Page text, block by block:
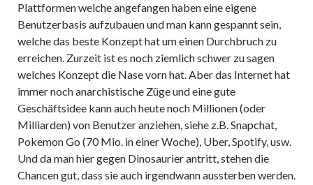
Plattformen welche angefangen haben eine eigene
Benutzerbasis aufzubauen und man kann gespannt sein,
welche das beste Konzept hat um einen Durchbruch zu
erreichen. Zurzeit ist es noch ziemlich schwer zu sagen
welches Konzept die Nase vorn hat. Aber das Internet hat
immer noch anarchistische Züge und eine gute
Geschäftsidee kann auch heute noch Millionen (oder
Milliarden) von Benutzer anziehen, siehe z.B. Snapchat,
Pokemon Go (70 Mio. in einer Woche), Uber, Spotify, usw.
Und da man hier gegen Dinosaurier antritt, stehen die
Chancen gut, dass sie auch irgendwann aussterben werden.